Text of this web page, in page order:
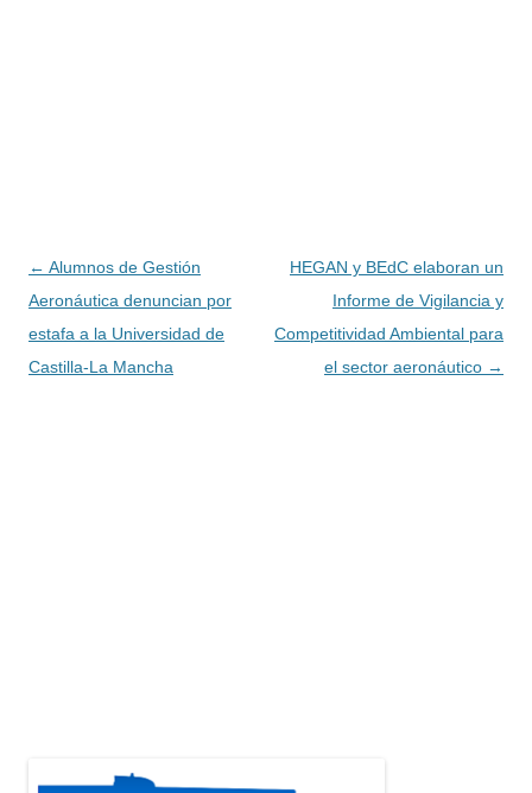
Navegación
de
entradas
← Alumnos de Gestión
Aeronáutica denuncian por
estafa a la Universidad de
Castilla-La Mancha
HEGAN y BEdC elaboran un
Informe de Vigilancia y
Competitividad Ambiental para
el sector aeronáutico →